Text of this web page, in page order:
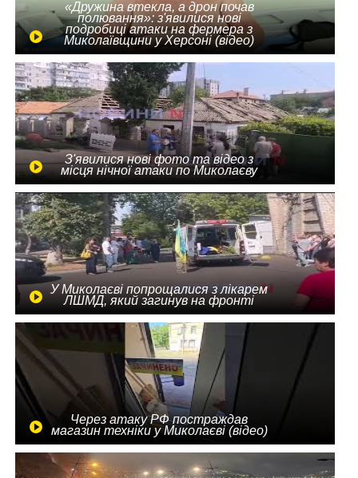
«Дружина втекла, а дрон почав
полювання»: з'явилися нові
подробиці атаки на фермера з
Миколаївщини у Херсоні (відео)
З'явилися нові фото та відео з
місця нічної атаки по Миколаєву
У Миколаєві попрощалися з лікарем
ЛШМД, який загинув на фронті
Через атаку РФ постраждав
магазин техніки у Миколаєві (відео)